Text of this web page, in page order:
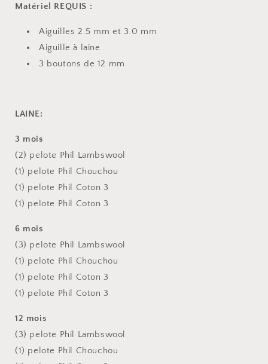
Matériel REQUIS :
Aiguilles 2.5 mm et 3.0 mm
Aiguille à laine
3 boutons de 12 mm
LAINE:
3 mois
(2) pelote Phil Lambswool
(1) pelote Phil Chouchou
(1) pelote Phil Coton 3
(1) pelote Phil Coton 3
6 mois
(3) pelote Phil Lambswool
(1) pelote Phil Chouchou
(1) pelote Phil Coton 3
(1) pelote Phil Coton 3
12 mois
(3) pelote Phil Lambswool
(1) pelote Phil Chouchou